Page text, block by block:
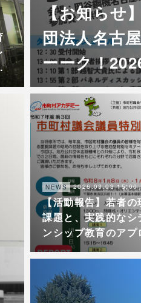
【お知らせ
団法人名古
ーーク！
NEWS 2026.03.03 15:00
【活動報告】若者の
課題と、実践的なシ
ンシップ教育のア